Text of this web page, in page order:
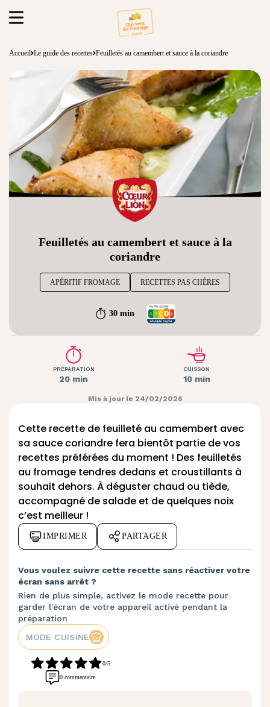
Accueil Le guide des recettes Feuilletés au camembert et sauce à la coriandre
Feuilletés au camembert et sauce à la
coriandre
APÉRITIF FROMAGE RECETTES PAS CHÈRES
30 min
PRÉPARATION
20 min
CUISSON
10 min
Mis à jour le 24/02/2026
Cette recette de feuilleté au camembert avec
sa sauce coriandre fera bientôt partie de vos
recettes préférées du moment ! Des feuilletés
au fromage tendres dedans et croustillants à
souhait dehors. À déguster chaud ou tiède,
accompagné de salade et de quelques noix
c’est meilleur !
IMPRIMER PARTAGER
Vous voulez suivre cette recette sans réactiver votre
écran sans arrêt ?
Rien de plus simple, activez le mode recette pour
garder l'écran de votre appareil activé pendant la
préparation
MODE CUISINE
0/5
0 commentaire